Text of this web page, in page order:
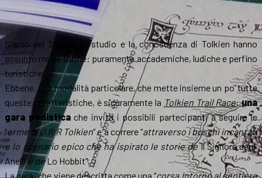
Siamo nel 2019, e lo studio e la conoscenza di Tolkien hanno
assunto molte forme: puramente accademiche, ludiche e perfino
turistiche.
Ebbene, una modalità particolare, che mette insieme un po’ tutte
queste caratteristiche, è sicuramente la Tolkien Trail Race:una
gara podisticache invita i possibili partecipanti a seguire le
“orme di J.R.R Tolkien” e a correre “attraverso i boschi incantati
e lo scenario epico che ha ispirato le storie deIl Signore degli
Anellie deLo Hobbit”.
La gara, che viene descritta come una “corsa intorno al sentiero